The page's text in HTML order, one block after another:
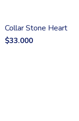
Collar Stone Heart
$33.000